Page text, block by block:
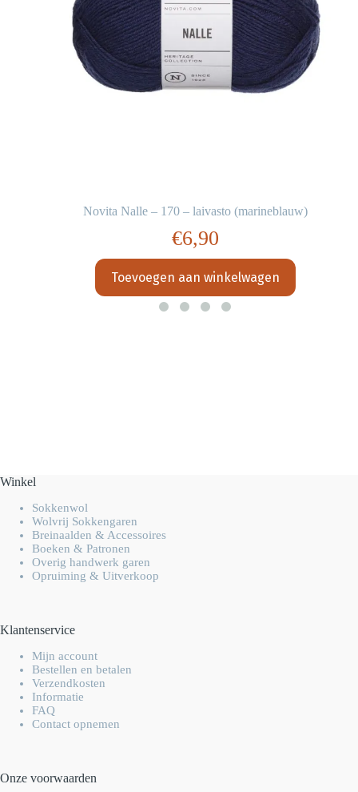
Novita Nalle – 170 – laivasto (marineblauw)
€6,90
Toevoegen aan winkelwagen
Winkel
Sokkenwol
Wolvrij Sokkengaren
Breinaalden & Accessoires
Boeken & Patronen
Overig handwerk garen
Opruiming & Uitverkoop
Klantenservice
Mijn account
Bestellen en betalen
Verzendkosten
Informatie
FAQ
Contact opnemen
Onze voorwaarden